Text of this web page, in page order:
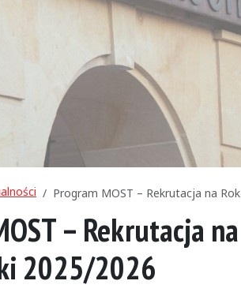
Program MOST – Rekrutacja na
– Rekrutacja
2025/2026